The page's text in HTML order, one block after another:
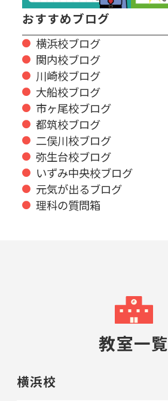
おすすめブログ
横浜校ブログ
関内校ブログ
川崎校ブログ
大船校ブログ
市ヶ尾校ブログ
都筑校ブログ
二俣川校ブログ
弥生台校ブログ
いずみ中央校ブログ
元気が出るブログ
理科の質問箱
教室一覧
横浜校